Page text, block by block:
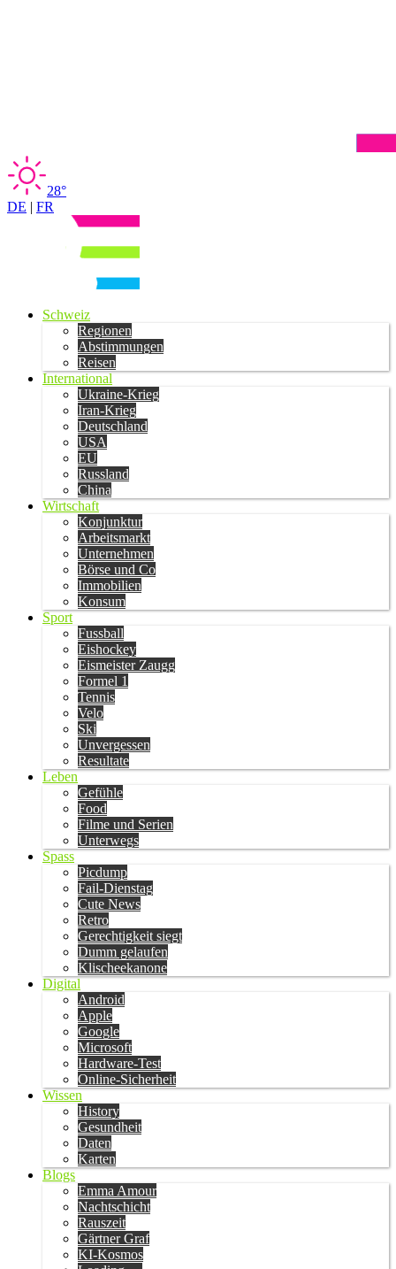
28°
DE | FR
Schweiz
Regionen
Abstimmungen
Reisen
International
Ukraine-Krieg
Iran-Krieg
Deutschland
USA
EU
Russland
China
Wirtschaft
Konjunktur
Arbeitsmarkt
Unternehmen
Börse und Co
Immobilien
Konsum
Sport
Fussball
Eishockey
Eismeister Zaugg
Formel 1
Tennis
Velo
Ski
Unvergessen
Resultate
Leben
Gefühle
Food
Filme und Serien
Unterwegs
Spass
Picdump
Fail-Dienstag
Cute News
Retro
Gerechtigkeit siegt
Dumm gelaufen
Klischeekanone
Digital
Android
Apple
Google
Microsoft
Hardware-Test
Online-Sicherheit
Wissen
History
Gesundheit
Daten
Karten
Blogs
Emma Amour
Nachtschicht
Rauszeit
Gärtner Graf
KI-Kosmos